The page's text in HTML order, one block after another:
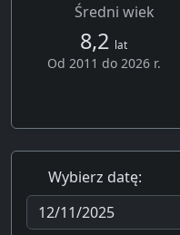
Średni wiek
8,2 lat
Od 2011 do 2026 r.
Wybierz datę: